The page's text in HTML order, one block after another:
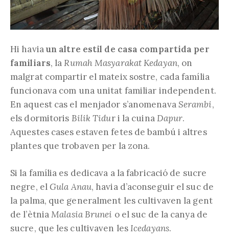
Hi haviaun altre estil de casa compartida per
familiars, laRumah Masyarakat Kedayan, on
malgrat compartir el mateix sostre, cada família
funcionava com una unitat familiar independent.
En aquest cas el menjador s’anomenavaSerambi,
els dormitoris Bilik Tidur i la cuinaDapur.
Aquestes cases estaven fetes de bambú i altres
plantes que trobaven per la zona.
Si la família es dedicava a la fabricació de sucre
negre, el Gula Anau, havia d’aconseguir el suc de
la palma, que generalment les cultivaven la gent
de l’ètniaMalasia Brunei o el suc de la canya de
sucre, que les cultivaven lesIcedayans.